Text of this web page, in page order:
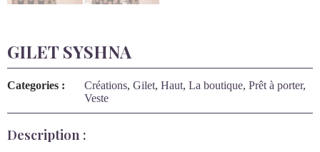
GILET SYSHNA
Categories : Créations, Gilet, Haut, La boutique, Prêt à porter,
Veste
Description :